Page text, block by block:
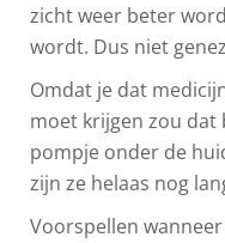
zicht weer beter
wordt. Dus niet
Omdat je dat
moet krijgen zou dat
pompje onder de
zijn ze helaas nog
Voorspellen